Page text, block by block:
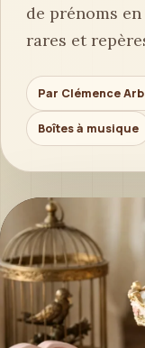
de prénoms
rares et
Par Clémence
Boîtes à musique